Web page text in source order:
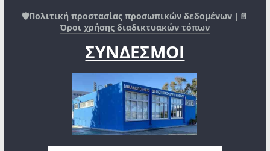
🛡️Πολιτική προστασίας προσωπικών δεδομένων |📄
Όροι χρήσης διαδικτυακών τόπων
ΣΥΝΔΕΣΜΟΙ